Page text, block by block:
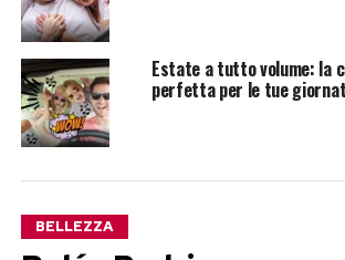
Estate a tutto volume: la
perfetta per le tue
BELLEZZA